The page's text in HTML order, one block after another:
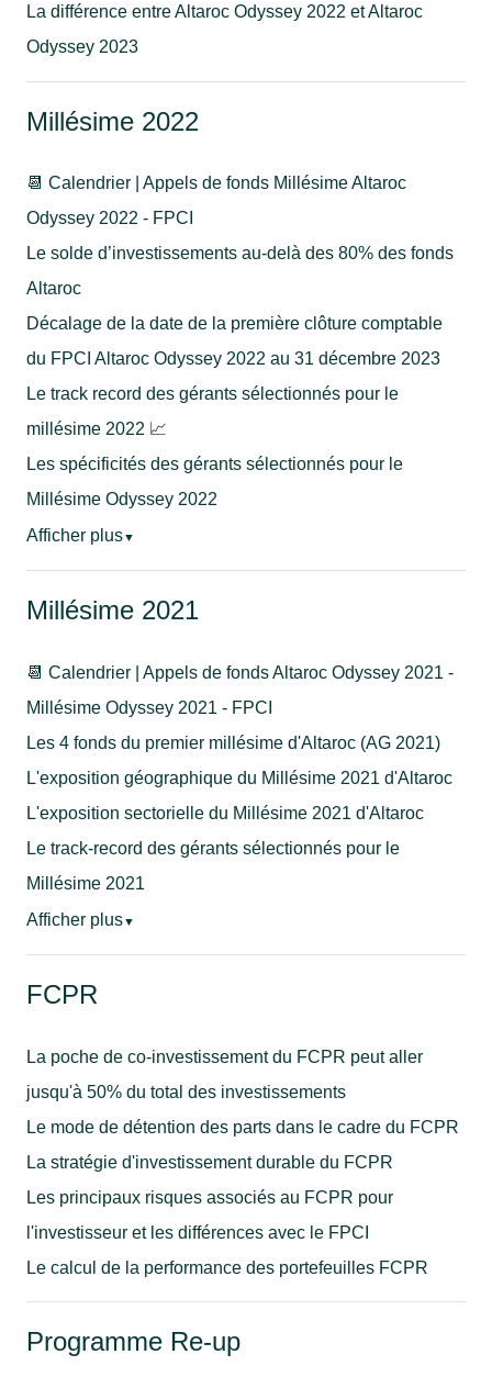
La différence entre Altaroc Odyssey 2022 et Altaroc
Odyssey 2023
Millésime 2022
📆 Calendrier | Appels de fonds Millésime Altaroc
Odyssey 2022 - FPCI
Le solde d’investissements au-delà des 80% des fonds
Altaroc
Décalage de la date de la première clôture comptable
du FPCI Altaroc Odyssey 2022 au 31 décembre 2023
Le track record des gérants sélectionnés pour le
millésime 2022 📈
Les spécificités des gérants sélectionnés pour le
Millésime Odyssey 2022
Afficher plus▼
Millésime 2021
📆 Calendrier | Appels de fonds Altaroc Odyssey 2021 -
Millésime Odyssey 2021 - FPCI
Les 4 fonds du premier millésime d'Altaroc (AG 2021)
L'exposition géographique du Millésime 2021 d'Altaroc
L'exposition sectorielle du Millésime 2021 d'Altaroc
Le track-record des gérants sélectionnés pour le
Millésime 2021
Afficher plus▼
FCPR
La poche de co-investissement du FCPR peut aller
jusqu'à 50% du total des investissements
Le mode de détention des parts dans le cadre du FCPR
La stratégie d'investissement durable du FCPR
Les principaux risques associés au FCPR pour
l'investisseur et les différences avec le FPCI
Le calcul de la performance des portefeuilles FCPR
Programme Re-up